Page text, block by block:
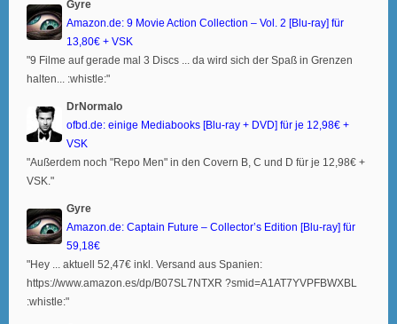
Gyre
Amazon.de: 9 Movie Action Collection – Vol. 2 [Blu-ray] für
13,80€ + VSK
"9 Filme auf gerade mal 3 Discs ... da wird sich der Spaß in Grenzen
halten... :whistle:"
DrNormalo
ofbd.de: einige Mediabooks [Blu-ray + DVD] für je 12,98€ +
VSK
"Außerdem noch "Repo Men" in den Covern B, C und D für je 12,98€ +
VSK."
Gyre
Amazon.de: Captain Future – Collector’s Edition [Blu-ray] für
59,18€
"Hey ... aktuell 52,47€ inkl. Versand aus Spanien:
https://www.amazon.es/dp/B07SL7NTXR ?smid=A1AT7YVPFBWXBL
:whistle:"